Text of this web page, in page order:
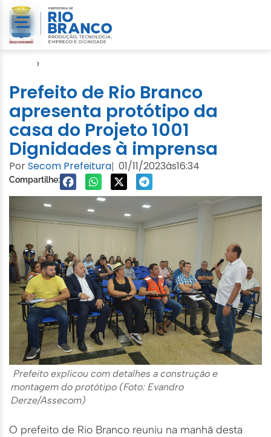
›
Prefeito de Rio Branco
apresenta protótipo da
casa do Projeto 1001
Dignidades à imprensa
PorSecom Prefeitura| 01/11/2023às16:34
Compartilhe:
Prefeito explicou com detalhes a construção e
montagem do protótipo (Foto: Evandro
Derze/Assecom)
O prefeito de Rio Branco reuniu na manhã desta